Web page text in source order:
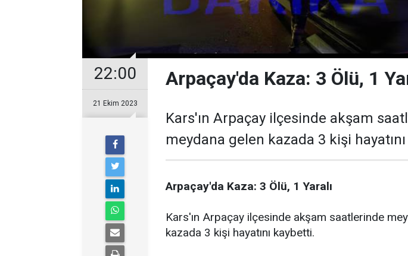
22:00
21 Ekim 2023
Arpaçay'da Kaza: 3 Ölü, 1
Kars'ın Arpaçay ilçesinde akşam
meydana gelen kazada 3 kişi
Arpaçay'da Kaza: 3 Ölü, 1 Yaralı
Kars'ın Arpaçay ilçesinde akşam saatlerinde
kazada 3 kişi hayatını kaybetti.